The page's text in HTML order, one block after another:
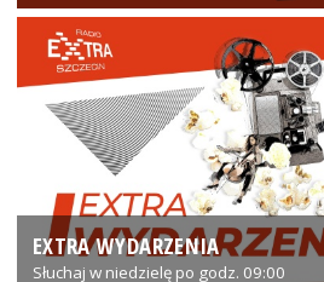
EXTRA WYDARZENIA
Słuchaj w niedzielę po godz. 09:00